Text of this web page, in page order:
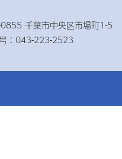
千葉市中央区市場町1-5
：043-223-2523